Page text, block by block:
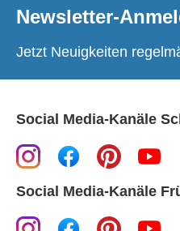
Newsletter-
Jetzt Neuigkeiten
Social Media-Kanäle
Social Media-Kanäle